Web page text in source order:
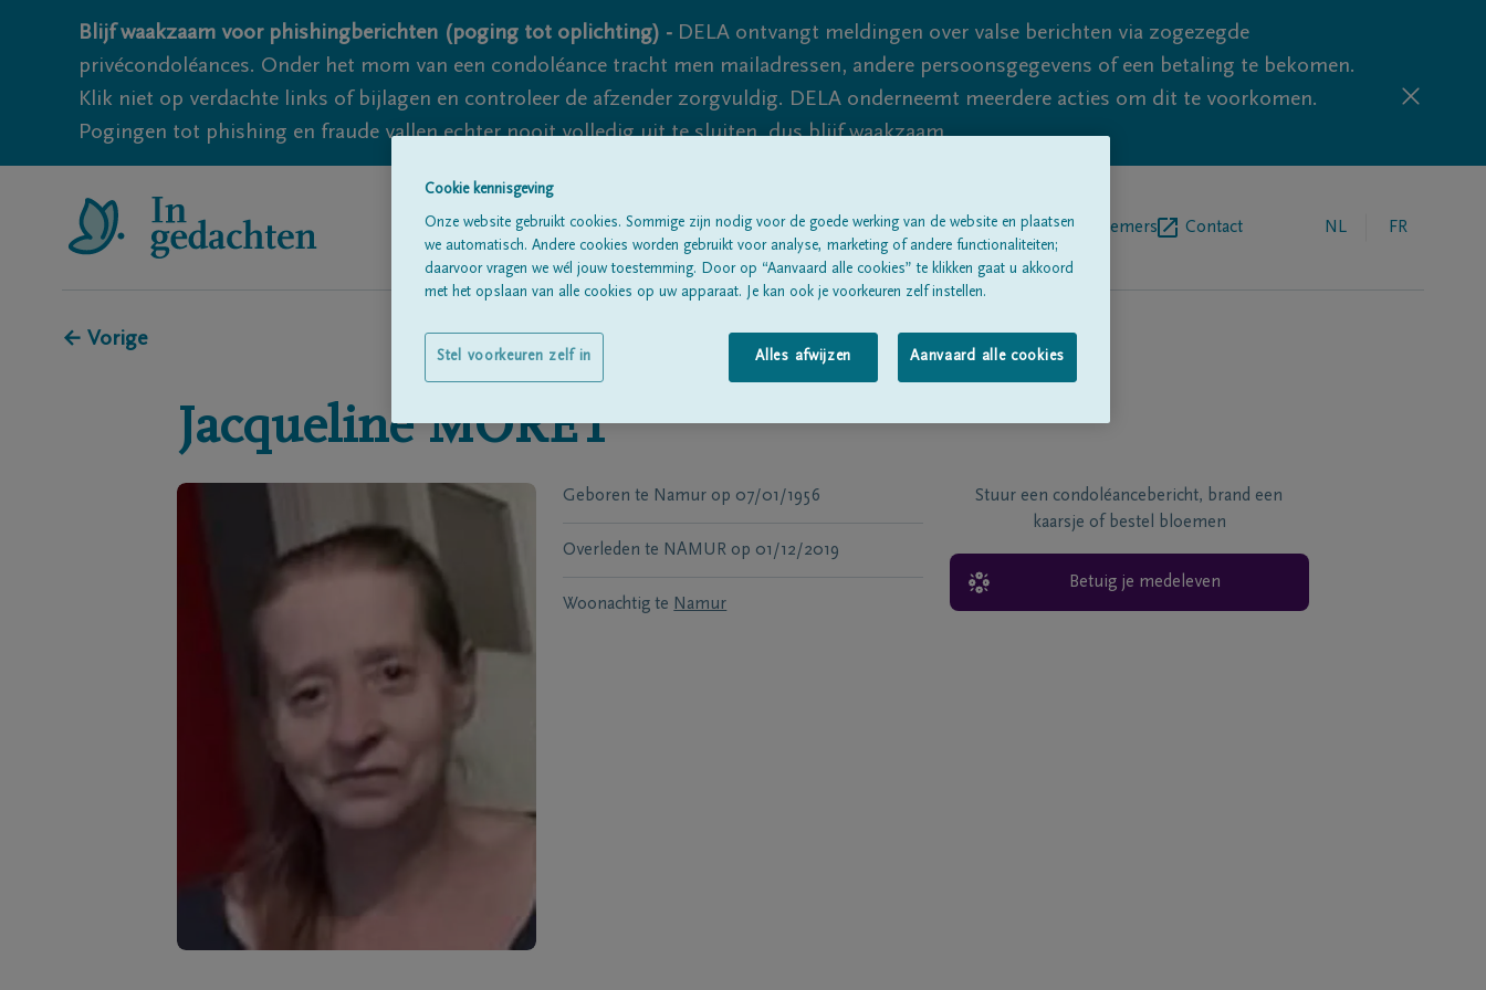
Blijf waakzaam voor phishingberichten (poging tot oplichting) - DELA ontvangt meldingen over valse berichten via zogezegde
privécondoléances. Onder het mom van een condoléance tracht men mailadressen, andere persoonsgegevens of een betaling te bekomen.
Klik niet op verdachte links of bijlagen en controleer de afzender zorgvuldig. DELA onderneemt meerdere acties om dit te voorkomen.
Pogingen tot phishing en fraude vallen echter nooit volledig uit te sluiten, dus blijf waakzaam.
Alle rouwberichtenOver onsBegrafenisondernemers Contact NL FR
← Vorige
Jacqueline MORET
Geboren te Namur op 07/01/1956
Overleden te NAMUR op 01/12/2019
Woonachtig te Namur
Stuur een condoléancebericht, brand een
kaarsje of bestel bloemen
Betuig je medeleven
Cookie kennisgeving
Onze website gebruikt cookies. Sommige zijn nodig voor de goede werking van de website en plaatsen
we automatisch. Andere cookies worden gebruikt voor analyse, marketing of andere functionaliteiten;
daarvoor vragen we wél jouw toestemming. Door op “Aanvaard alle cookies” te klikken gaat u akkoord
met het opslaan van alle cookies op uw apparaat. Je kan ook je voorkeuren zelf instellen.
Alles afwijzen Aanvaard alle cookies
Stel voorkeuren zelf in